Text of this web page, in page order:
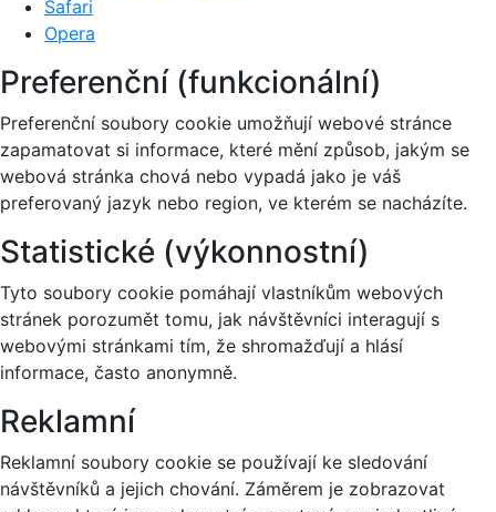
Safari
Opera
Preferenční (funkcionální)
Preferenční soubory cookie umožňují webové stránce
zapamatovat si informace, které mění způsob, jakým se
webová stránka chová nebo vypadá jako je váš
preferovaný jazyk nebo region, ve kterém se nacházíte.
Statistické (výkonnostní)
Tyto soubory cookie pomáhají vlastníkům webových
stránek porozumět tomu, jak návštěvníci interagují s
webovými stránkami tím, že shromažďují a hlásí
informace, často anonymně.
Reklamní
Reklamní soubory cookie se používají ke sledování
návštěvníků a jejich chování. Záměrem je zobrazovat